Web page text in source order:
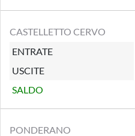
CASTELLETTO CERVO
ENTRATE
USCITE
SALDO
PONDERANO